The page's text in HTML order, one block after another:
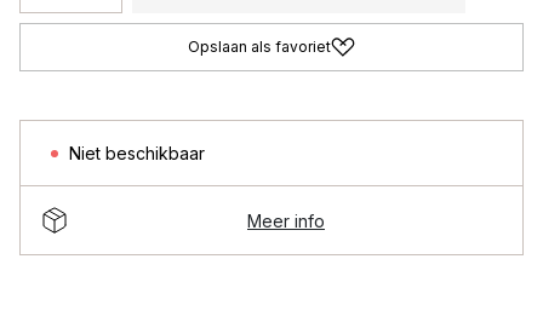
Opslaan als favoriet
Niet beschikbaar
Meer info